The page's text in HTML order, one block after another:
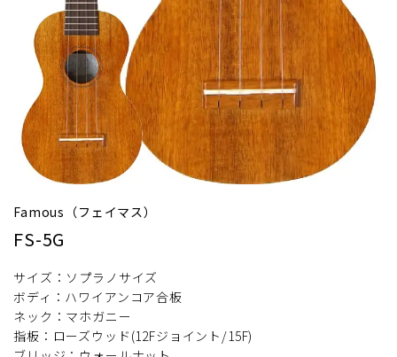
Famous（フェイマス）
FS-5G
サイズ：ソプラノサイズ
ボディ：ハワイアンコア合板
ネック：マホガニー
指板：ローズウッド(12Fジョイント/15F)